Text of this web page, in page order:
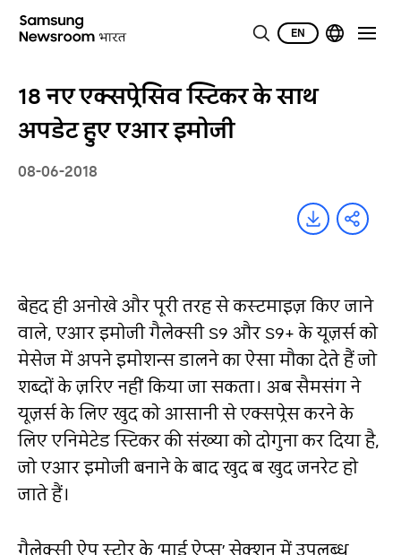
EN
18 नए एक्सप्रेसिव स्टिकर के साथ
अपडेट हुए एआर इमोजी
08-06-2018
बेहद ही अनोखे और पूरी तरह से कस्टमाइज़ किए जाने
वाले, एआर इमोजी गैलेक्सी S9 और S9+ के यूज़र्स को
मेसेज में अपने इमोशन्स डालने का ऐसा मौका देते हैं जो
शब्दों के ज़रिए नहीं किया जा सकता। अब सैमसंग ने
यूज़र्स के लिए खुद को आसानी से एक्सप्रेस करने के
लिए एनिमेटेड स्टिकर की संख्या को दोगुना कर दिया है,
जो एआर इमोजी बनाने के बाद खुद ब खुद जनरेट हो
जाते हैं।
गैलेक्सी ऐप स्टोर के ‘माई ऐप्स’ सेक्शन में उपलब्ध